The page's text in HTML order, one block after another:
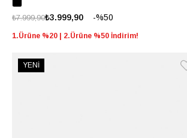
%50
₺3.999,90
₺7.999,90
1.Ürüne %20 | 2.Ürüne %50 İndirim!
YENİ